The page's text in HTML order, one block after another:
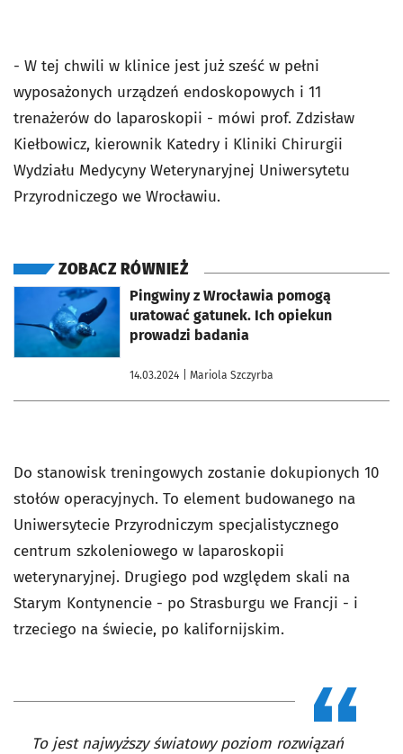
- W tej chwili w klinice jest już sześć w pełni
wyposażonych urządzeń endoskopowych i 11
trenażerów do laparoskopii - mówi prof. Zdzisław
Kiełbowicz, kierownik Katedry i Kliniki Chirurgii
Wydziału Medycyny Weterynaryjnej Uniwersytetu
Przyrodniczego we Wrocławiu.
ZOBACZ RÓWNIEŻ
Pingwiny z Wrocławia pomogą
uratować gatunek. Ich opiekun
prowadzi badania
14.03.2024 | Mariola Szczyrba
otworzy się w nowej karcie
Do stanowisk treningowych zostanie dokupionych 10
stołów operacyjnych. To element budowanego na
Uniwersytecie Przyrodniczym specjalistycznego
centrum szkoleniowego w laparoskopii
weterynaryjnej. Drugiego pod względem skali na
Starym Kontynencie - po Strasburgu we Francji - i
trzeciego na świecie, po kalifornijskim.
To jest najwyższy światowy poziom rozwiązań